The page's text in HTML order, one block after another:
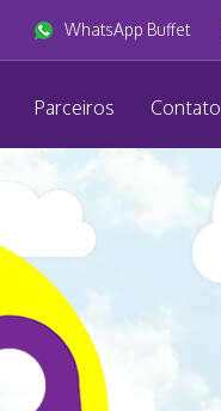
WhatsApp Buffet
Parceiros Contato